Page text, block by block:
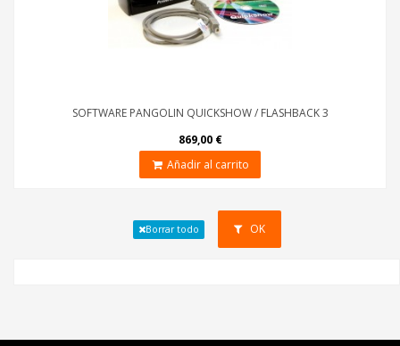
SOFTWARE PANGOLIN QUICKSHOW / FLASHBACK 3
869,00 €
Añadir al carrito
Borrar todo OK